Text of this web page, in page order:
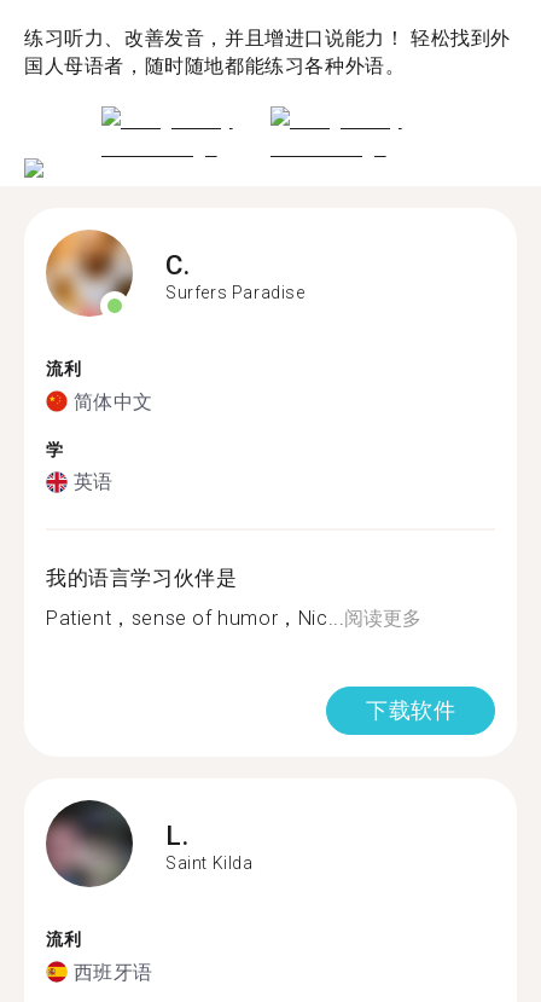
练习听力、改善发音，并且增进口说能力！ 轻松找到外
国人母语者，随时随地都能练习各种外语。
C.
Surfers Paradise
流利
简体中文
学
英语
我的语言学习伙伴是
Patient，sense of humor，Nic...阅读更多
下载软件
L.
Saint Kilda
流利
西班牙语